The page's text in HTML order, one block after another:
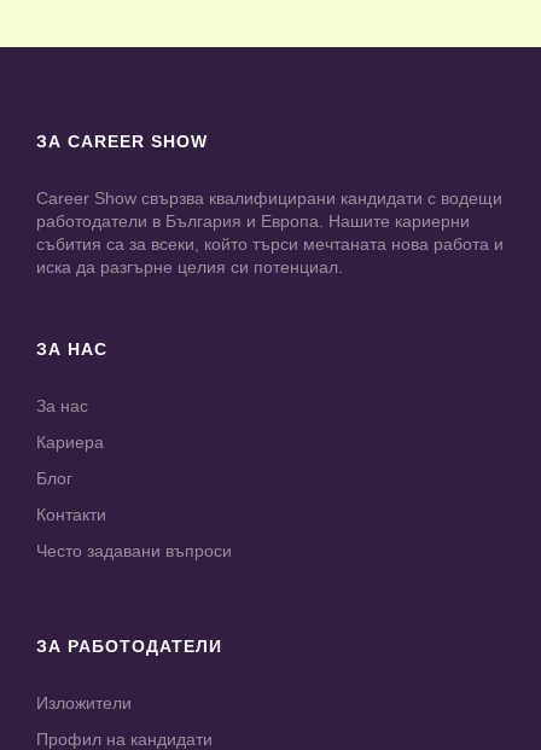
ЗА CAREER SHOW
Career Show свързва квалифицирани кандидати с водещи
работодатели в България и Европа. Нашите кариерни
събития са за всеки, който търси мечтаната нова работа и
иска да разгърне целия си потенциал.
ЗА НАС
За нас
Кариера
Блог
Контакти
Често задавани въпроси
ЗА РАБОТОДАТЕЛИ
Изложители
Профил на кандидати